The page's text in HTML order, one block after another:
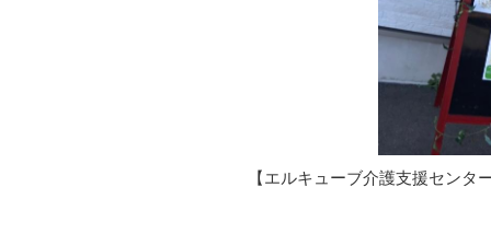
【エルキューブ介護支援センタ